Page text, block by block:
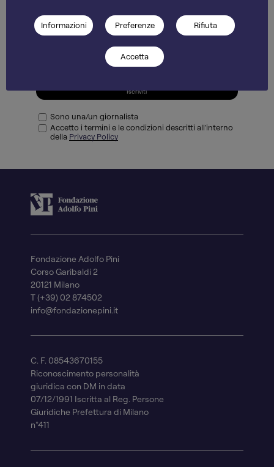
Iscriviti
Sono una/un giornalista
Accetto i termini e le condizioni descritti all'interno
della Privacy Policy
Fondazione Adolfo Pini
Corso Garibaldi 2
20121 Milano
T (+39) 02 874502
info@fondazionepini.it
C. F. 08543670155
Riconoscimento personalità
giuridica con DM in data
07/12/1991 Iscritta al Reg. Persone
Giuridiche Prefettura di Milano
n°411
Informazioni Preferenze Rifiuta
Accetta